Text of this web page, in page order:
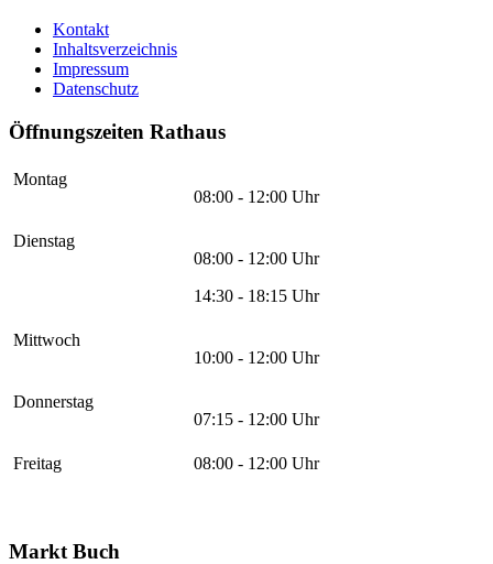
Kontakt
Inhaltsverzeichnis
Impressum
Datenschutz
Öffnungszeiten Rathaus
Montag
08:00 - 12:00 Uhr
Dienstag
08:00 - 12:00 Uhr
14:30 - 18:15 Uhr
Mittwoch
10:00 - 12:00 Uhr
Donnerstag
07:15 - 12:00 Uhr
Freitag 08:00 - 12:00 Uhr
Markt Buch